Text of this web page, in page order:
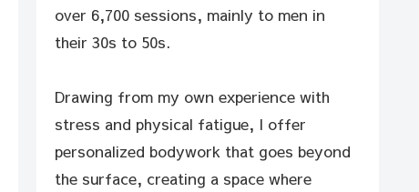
over 6,700 sessions, mainly to men in
their 30s to 50s.
Drawing from my own experience with
stress and physical fatigue, I offer
personalized bodywork that goes beyond
the surface, creating a space where